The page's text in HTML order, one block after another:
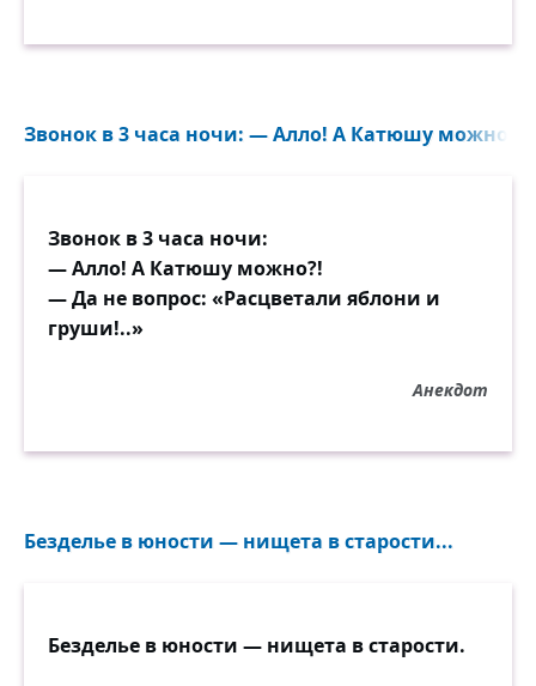
Звонок в 3 часа ночи: — Алло! А Катюшу можно?!
Звонок в 3 часа ночи:
— Алло! А Катюшу можно?!
— Да не вопрос: «Расцветали яблони и
груши!..»
Анекдот
Безделье в юности — нищета в старости...
Безделье в юности — нищета в старости.